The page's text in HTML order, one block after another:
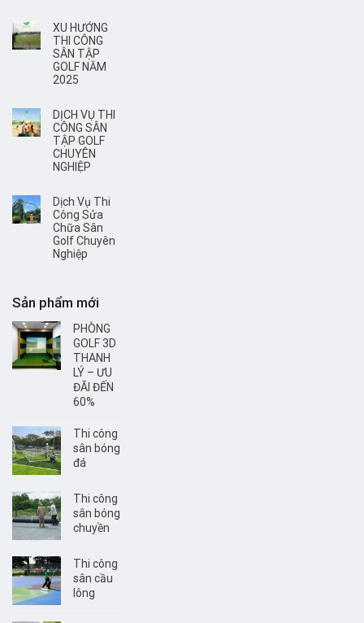
XU HƯỚNG
THI CÔNG
SÂN TẬP
GOLF NĂM
2025
DỊCH VỤ THI
CÔNG SÂN
TẬP GOLF
CHUYÊN
NGHIỆP
Dịch Vụ Thi
Công Sửa
Chữa Sân
Golf Chuyên
Nghiệp
Sản phẩm mới
PHÒNG
GOLF 3D
THANH
LÝ – ƯU
ĐÃI ĐẾN
60%
Thi công
sân bóng
đá
Thi công
sân bóng
chuyền
Thi công
sân cầu
lông